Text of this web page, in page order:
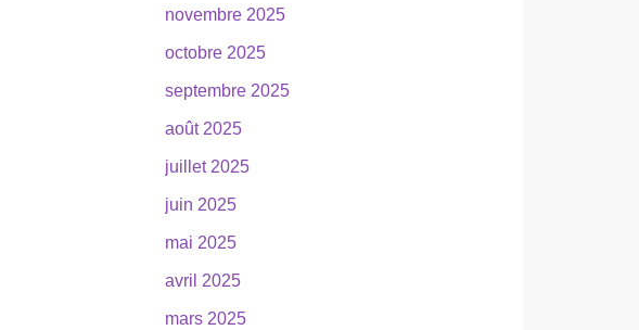
novembre 2025
octobre 2025
septembre 2025
août 2025
juillet 2025
juin 2025
mai 2025
avril 2025
mars 2025